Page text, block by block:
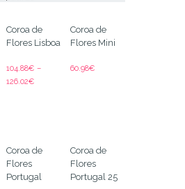
Coroa de
Flores Lisboa
104.88€ –
126.02€
Coroa de
Flores Mini
60.98€
Coroa de
Flores
Portugal
Coroa de
Flores
Portugal 25